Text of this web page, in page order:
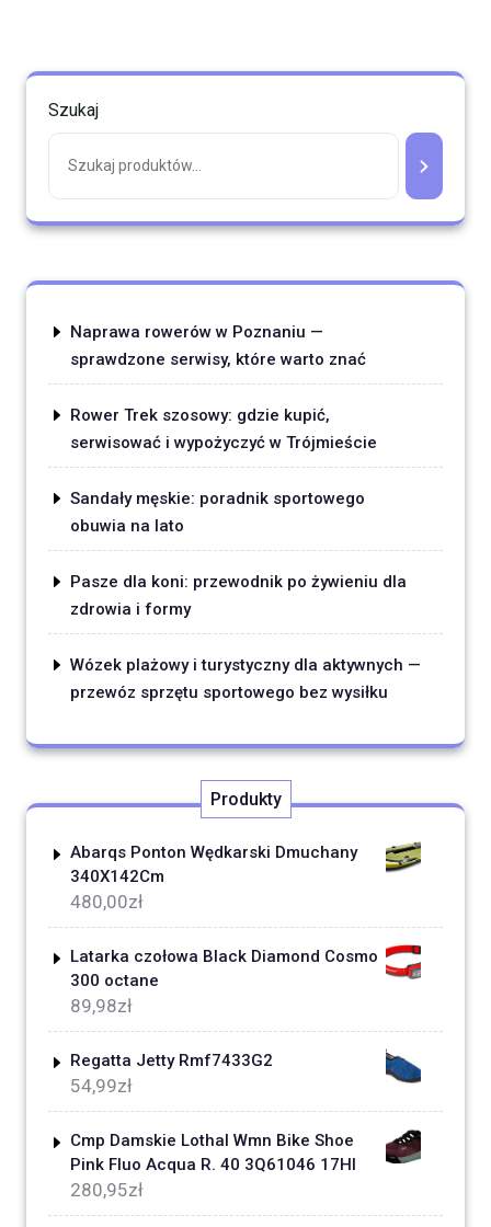
Szukaj
Naprawa rowerów w Poznaniu —
sprawdzone serwisy, które warto znać
Rower Trek szosowy: gdzie kupić,
serwisować i wypożyczyć w Trójmieście
Sandały męskie: poradnik sportowego
obuwia na lato
Pasze dla koni: przewodnik po żywieniu dla
zdrowia i formy
Wózek plażowy i turystyczny dla aktywnych —
przewóz sprzętu sportowego bez wysiłku
Produkty
Abarqs Ponton Wędkarski Dmuchany
340X142Cm
480,00zł
Latarka czołowa Black Diamond Cosmo
300 octane
89,98zł
Regatta Jetty Rmf7433G2
54,99zł
Cmp Damskie Lothal Wmn Bike Shoe
Pink Fluo Acqua R. 40 3Q61046 17Hl
280,95zł